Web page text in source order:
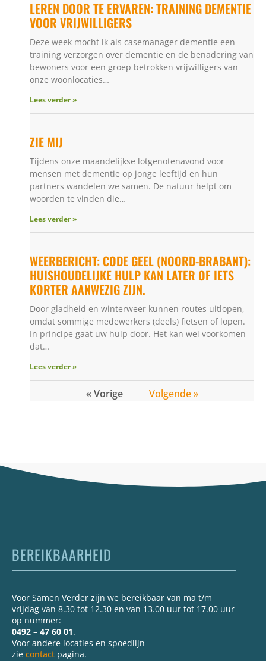
LEREN DOOR TE ERVAREN: TRAINING DEMENTIE
VOOR VRIJWILLIGERS
Deze week mocht ik als casemanager dementie een
training verzorgen over dementie en de benadering van
bewoners voor een groep betrokken vrijwilligers van
onze woonlocaties…
Lees verder »
ZIE MIJ
Tijdens onze maandelijkse lotgenotenavond voor
mensen met dementie op jonge leeftijd en hun
partners wandelen we samen. De natuur helpt om
woorden te vinden die…
Lees verder »
WEERBERICHT: CODE GEEL (NOORD-BRABANT):
HUISHOUDELIJKE HULP KAN LATER OF IETS
KORTER AANWEZIG ZIJN.
Door gladheid en winterweer kunnen routes uitlopen,
omdat sommige medewerkers (deels) fietsen of lopen.
In principe gaat uw hulp door. Het kan wel voorkomen
dat…
Lees verder »
« Vorige Volgende »
BEREIKBAARHEID
Voor Samen Verder zijn we bereikbaar van ma t/m
vrijdag van 8.30 tot 12.30 en van 13.00 uur tot 17.00 uur
op nummer:
0492 – 47 60 01.
Voor andere locaties en spoedlijn
zie contact pagina.